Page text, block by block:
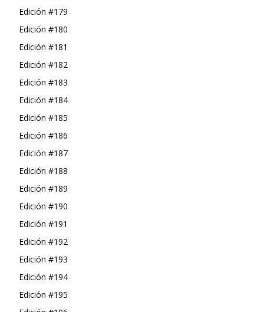
Edición #179
Edición #180
Edición #181
Edición #182
Edición #183
Edición #184
Edición #185
Edición #186
Edición #187
Edición #188
Edición #189
Edición #190
Edición #191
Edición #192
Edición #193
Edición #194
Edición #195